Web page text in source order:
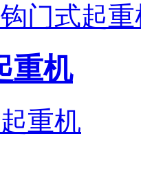
门式起重
重机
重机